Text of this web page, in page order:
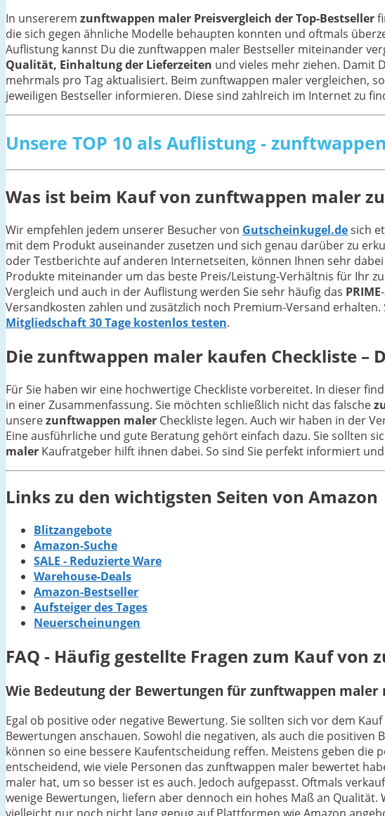
In unsererem zunftwappen maler Preisvergleich der Top-Bestseller
die sich gegen ähnliche Modelle behaupten konnten und oftmals
Auflistung kannst Du die zunftwappen maler Bestseller miteinander
Qualität, Einhaltung der Lieferzeiten und vieles mehr ziehen. Damit
mehrmals pro Tag aktualisiert. Beim zunftwappen maler vergleichen,
jeweiligen Bestseller informieren. Diese sind zahlreich im Internet zu
Unsere TOP 10 als Auflistung -
Was ist beim Kauf von zunftwappen maler
Wir empfehlen jedem unserer Besucher von Gutscheinkugel.desich
mit dem Produkt auseinander zusetzen und sich genau darüber zu
oder Testberichte auf anderen Internetseiten, können Ihnen sehr
Produkte miteinander um das beste Preis/Leistung-Verhältnis für Ihr
Vergleich und auch in der Auflistung werden Sie sehr häufig das PRIME
Versandkosten zahlen und zusätzlich noch Premium-Versand
Mitgliedschaft 30 Tage kostenlos testen.
Diezunftwappen maler kaufen Checkliste –
Für Sie haben wir eine hochwertige Checkliste vorbereitet. In dieser
in einer Zusammenfassung. Sie möchten schließlich nicht das falsche
unserezunftwappen maler Checkliste legen. Auch wir haben in der
Eine ausführliche und gute Beratung gehört einfach dazu. Sie sollten
maler Kaufratgeber hilft ihnen dabei. So sind Sie perfekt informiert
Links zu den wichtigsten Seiten von Amazon
Blitzangebote
Amazon-Suche
SALE - Reduzierte Ware
Warehouse-Deals
Amazon-Bestseller
Aufsteiger des Tages
Neuerscheinungen
FAQ - Häufig gestellte Fragen zum Kauf von
Wie Bedeutung der Bewertungen für zunftwappen maler
Egal ob positive oder negative Bewertung. Sie sollten sich vor dem
Bewertungen anschauen. Sowohl die negativen, als auch die
können so eine bessere Kaufentscheidung reffen. Meistens geben
entscheidend, wie viele Personen das zunftwappen maler bewertet
maler hat, um so besser ist es auch. Jedoch aufgepasst. Oftmals
wenige Bewertungen, liefern aber dennoch ein hohes Maß an